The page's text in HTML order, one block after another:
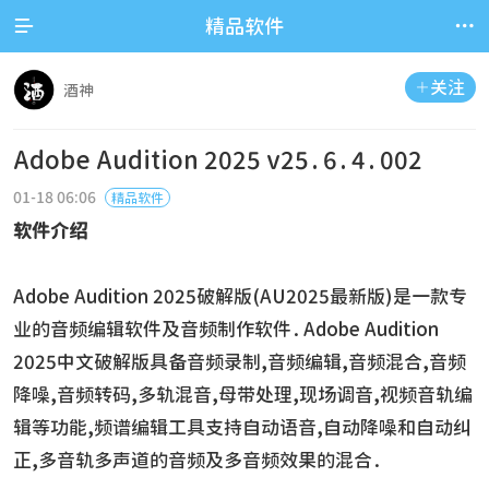
 精品软件 
 关注
酒神
Adobe Audition 2025 v25.6.4.002
01-18 06:06 精品软件
软件介绍
Adobe Audition 2025破解版(AU2025最新版)是一款专
业的音频编辑软件及音频制作软件.Adobe Audition
2025中文破解版具备音频录制,音频编辑,音频混合,音频
降噪,音频转码,多轨混音,母带处理,现场调音,视频音轨编
辑等功能,频谱编辑工具支持自动语音,自动降噪和自动纠
正,多音轨多声道的音频及多音频效果的混合.